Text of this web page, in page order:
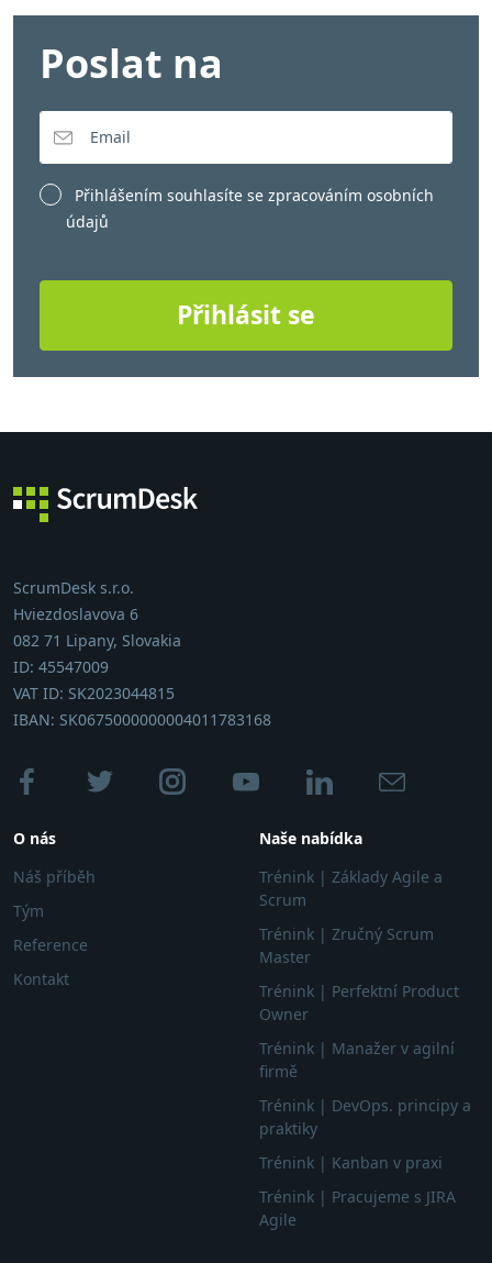
Poslat na
Přihlášením souhlasíte se zpracováním osobních
údajů
Přihlásit se
ScrumDesk s.r.o.
Hviezdoslavova 6
082 71 Lipany, Slovakia
ID: 45547009
VAT ID: SK2023044815
IBAN: SK0675000000004011783168
O nás
Náš příběh
Tým
Reference
Kontakt
Naše nabídka
Trénink | Základy Agile a
Scrum
Trénink | Zručný Scrum
Master
Trénink | Perfektní Product
Owner
Trénink | Manažer v agilní
firmě
Trénink | DevOps. principy a
praktiky
Trénink | Kanban v praxi
Trénink | Pracujeme s JIRA
Agile